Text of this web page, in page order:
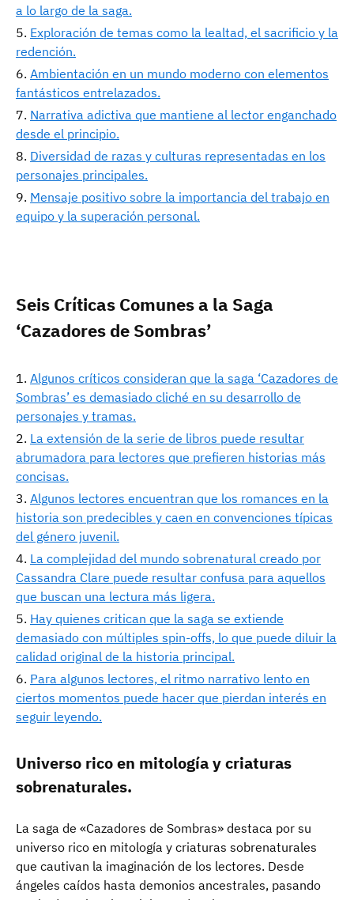
a lo largo de la saga.
Exploración de temas como la lealtad, el sacrificio y la
redención.
Ambientación en un mundo moderno con elementos
fantásticos entrelazados.
Narrativa adictiva que mantiene al lector enganchado
desde el principio.
Diversidad de razas y culturas representadas en los
personajes principales.
Mensaje positivo sobre la importancia del trabajo en
equipo y la superación personal.
Seis Críticas Comunes a la Saga
‘Cazadores de Sombras’
Algunos críticos consideran que la saga ‘Cazadores de
Sombras’ es demasiado cliché en su desarrollo de
personajes y tramas.
La extensión de la serie de libros puede resultar
abrumadora para lectores que prefieren historias más
concisas.
Algunos lectores encuentran que los romances en la
historia son predecibles y caen en convenciones típicas
del género juvenil.
La complejidad del mundo sobrenatural creado por
Cassandra Clare puede resultar confusa para aquellos
que buscan una lectura más ligera.
Hay quienes critican que la saga se extiende
demasiado con múltiples spin-offs, lo que puede diluir la
calidad original de la historia principal.
Para algunos lectores, el ritmo narrativo lento en
ciertos momentos puede hacer que pierdan interés en
seguir leyendo.
Universo rico en mitología y criaturas
sobrenaturales.
La saga de «Cazadores de Sombras» destaca por su
universo rico en mitología y criaturas sobrenaturales
que cautivan la imaginación de los lectores. Desde
ángeles caídos hasta demonios ancestrales, pasando